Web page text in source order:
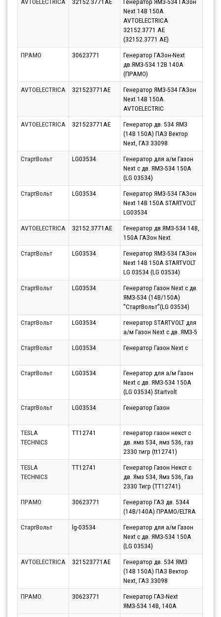
Next 14В 150А
AVTOELECTRICA
32152.3771 AE
(32152.3771 AE)
ПРАМО 30623771
Генератор ГАЗон-Next
дв.ЯМЗ-534 12В 140А
(ПРАМО)
AVTOELECTRICA 321523771AE
Генератор ЯМЗ-534 ГАЗон
Next 14В 150А
AVTOELECTRIC
AVTOELECTRICA 321523771AE
Генератор дв. 534 ЯМЗ
(14В 150А) ПАЗ Вектор
Next, ГАЗ 33098
СтартВольт LG03534
Генератор для а/м Газон
Next c дв. ЯМЗ-534 150А
(LG 03534)
СтартВольт LG03534
Генератор ЯМЗ-534 ГАЗон
Next 14В 150А STARTVOLT
LG03534
AVTOELECTRICA 32152.3771AE
Генератор дв.ЯМЗ-534 14В,
150А ГАЗон Next
СтартВольт
LG03534
Генератор ЯМЗ-534 ГАЗон
Next 14В 150А STARTVOLT
LG 03534 (LG 03534)
СтартВольт LG03534
Генератор Газон Next c дв.
ЯМЗ-534 (14В/150А)
''СтартВольт''(LG 03534)
СтартВольт LG03534
генератор STARTVOLT для
а/м Газон Next c дв. ЯМЗ-5
СтартВольт
LG03534 Генератор Газон Next c
СтартВольт
LG03534
Генератор для а/м Газон
Next c дв. ЯМЗ-534 150А
(LG 03534) Startvolt
СтартВольт LG03534 Генератор Газон
TESLA
TECHNICS
TT12741
генератор газон некст с
дв. ямз 534, ямз 536, газ
2330 тигр (tt12741)
TESLA
TECHNICS
TT12741
Генератор Газон Некст с
дв. Ямз 534, Ямз 536, Газ
2330 Тигр (TT12741)
ПРАМО 30623771
Генератор ГАЗ дв. 5344
(14В/140А) ПРАМО/ELTRA
СтартВольт
lg-03534
Генератор для а/м Газон
Next c дв. ЯМЗ-534 150А
(LG 03534)
AVTOELECTRICA 321523771AE
Генератор дв. 534 ЯМЗ
(14В 150А) ПАЗ Вектор
Next, ГАЗ 33098
ПРАМО 30623771
Генератор ГАЗ-Next
ЯМЗ-534 14В, 140А